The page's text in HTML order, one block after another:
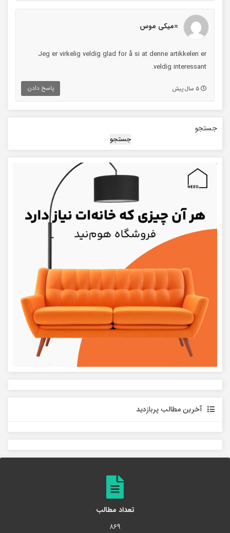
=میکی موس
Jeg er virkelig veldig glad for å si at denne artikkelen er
veldig interessant.
پاسخ دادن
جستجو
جستجو
آخرین مطالب پربازدید
تعداد مطالب
۸۶۹